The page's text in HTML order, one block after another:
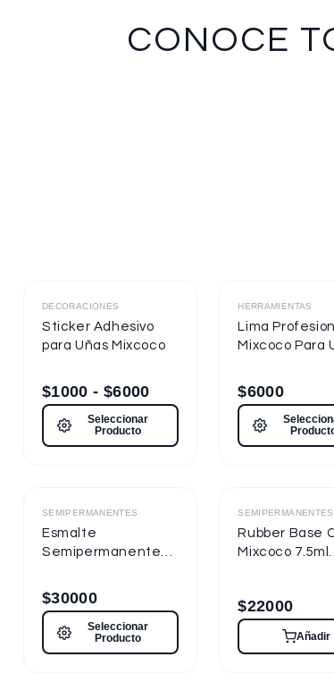
CONOCE
Destacado
DECORACIONES
Sticker Adhesivo
para Uñas Mixcoco
$1000 - $6000
Seleccionar
Producto
Destacado
HERRAMIENTAS
Lima
Mixcoco Para
$6000
Destacado
SEMIPERMANENTES
Esmalte
Semipermanente
Semitraslúcido 15ml
para Uñas
$30000
Seleccionar
Producto
Destacado
SEMIPERMANENTES
Rubber Base
Mixcoco 7.5ml
$22000
Añadir